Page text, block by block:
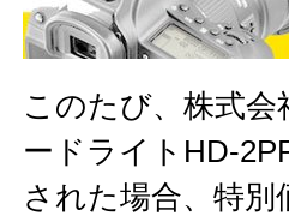
このたび、株式
ードライトHD-
された場合、特